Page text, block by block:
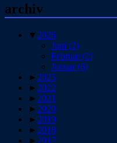
archiv
▼ 2026
Juni (2)
Februar(2)
Januar(6)
► 2025
► 2022
► 2021
► 2020
► 2019
► 2018
► 2017